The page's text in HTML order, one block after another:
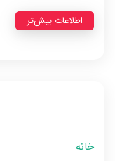
اطلاعات بیش‌تر
خانه